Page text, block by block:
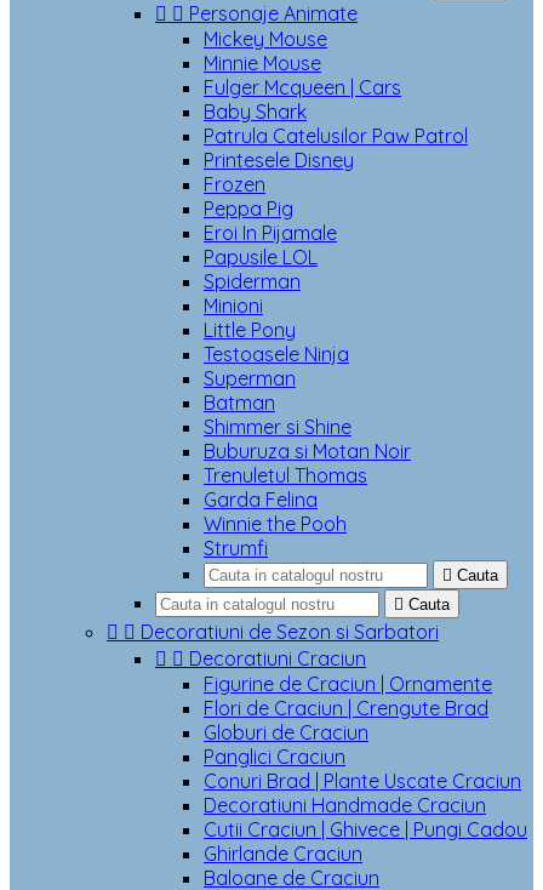
  Personaje Animate
Mickey Mouse
Minnie Mouse
Fulger Mcqueen | Cars
Baby Shark
Patrula Catelusilor Paw Patrol
Printesele Disney
Frozen
Peppa Pig
Eroi In Pijamale
Papusile LOL
Spiderman
Minioni
Little Pony
Testoasele Ninja
Superman
Batman
Shimmer si Shine
Buburuza si Motan Noir
Trenuletul Thomas
Garda Felina
Winnie the Pooh
Strumfi
 Cauta
 Cauta
  Decoratiuni de Sezon si Sarbatori
  Decoratiuni Craciun
Figurine de Craciun | Ornamente
Flori de Craciun | Crengute Brad
Globuri de Craciun
Panglici Craciun
Conuri Brad | Plante Uscate Craciun
Decoratiuni Handmade Craciun
Cutii Craciun | Ghivece | Pungi Cadou
Ghirlande Craciun
Baloane de Craciun